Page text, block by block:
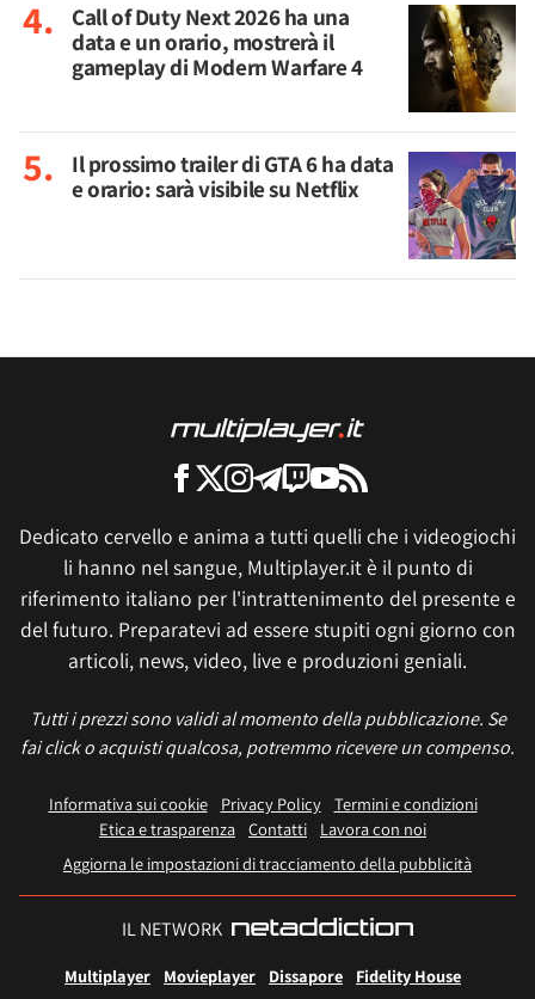
Call of Duty Next 2026 ha una
data e un orario, mostrerà il
gameplay di Modern Warfare 4
Il prossimo trailer di GTA 6 ha data
e orario: sarà visibile su Netflix
Dedicato cervello e anima a tutti quelli che i videogiochi
li hanno nel sangue, Multiplayer.it è il punto di
riferimento italiano per l'intrattenimento del presente e
del futuro. Preparatevi ad essere stupiti ogni giorno con
articoli, news, video, live e produzioni geniali.
Tutti i prezzi sono validi al momento della pubblicazione. Se
fai click o acquisti qualcosa, potremmo ricevere un compenso.
Informativa sui cookie Privacy Policy
Termini e condizioni
Etica e trasparenza Contatti
Lavora con noi
Aggiorna le impostazioni di tracciamento della pubblicità
IL NETWORK
Multiplayer Movieplayer Dissapore Fidelity House